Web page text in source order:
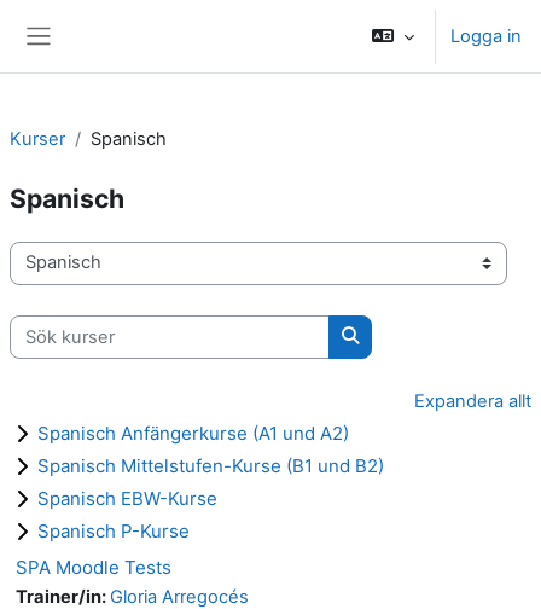
Logga in
Kurser Spanisch
Spanisch
Kurskategorier
Sök kurser
Sök kurser
Expandera allt
Spanisch Anfängerkurse (A1 und A2)
Spanisch Mittelstufen-Kurse (B1 und B2)
Spanisch EBW-Kurse
Spanisch P-Kurse
SPA Moodle Tests
Trainer/in:Gloria Arregocés